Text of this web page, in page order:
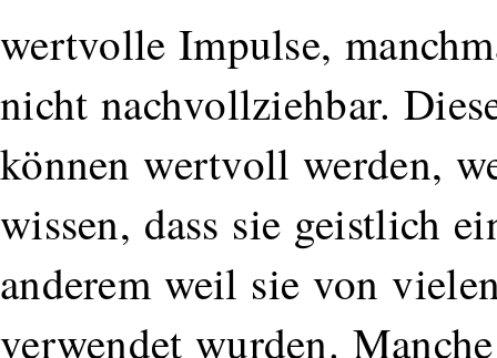
wertvolle Impulse,
nicht nachvollziehbar.
können wertvoll werden,
wissen, dass sie geistlich
anderem weil sie von
verwendet wurden.